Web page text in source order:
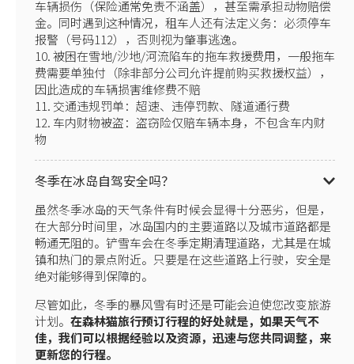
车辆损伤（保险通常免责不涵盖），甚至需承担动物赔偿
金。同时遇到这种情况，租车人还有法定义务：必须停车
报警（号码112），否则视为肇事逃逸。
10. 被困在雪地/沙地/河流陷车的拖车救援费用，一般拖车
费需要单独付（除非部分公司允许提前购买救援权益），
因此造成的车辆损害维修费不赔
11. 交通违规罚单：超速、违停罚款、隧道通行费
12. 车内财物被盗：盗窃险仅赔车辆本身，不包含车内财
物
冬季在冰岛自驾安全吗？
虽然冬季冰岛的天气条件有时候会显得十分恶劣，但是，
在大部分时间里，冰岛国内的主要道路以及城市道路都是
畅通无阻的。铲雪车会在冬季定期清理道路，尤其是在城
镇和热门的景点附近。只要是在这些道路上行驶，安全是
绝对能够得到保障的。
尽管如此，冬季的暴风雪有时还是可能会迫使您改变旅游
计划。 在森林猫旅行预订行程的好处就是，如果天气不
佳，我们可以根据经验以及资源，迅速与您共同调整，来
更新您的行程。